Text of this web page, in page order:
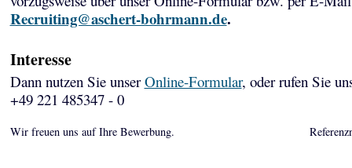
Recruiting@aschert-bohrmann.de.
Interesse
Dann nutzen Sie unserOnline-Formular, oder rufen Sie
+49 221 485347 - 0
Wir freuen uns auf Ihre Bewerbung.